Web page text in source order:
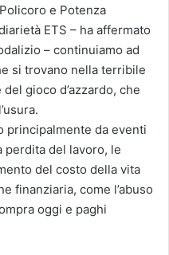
e Potenza
ETS – ha affermato
– continuiamo ad
si trovano nella terribile
gioco d’azzardo, che
principalmente da eventi
perdita del lavoro, le
del costo della vita
finanziaria, come l’abuso
oggi e paghi